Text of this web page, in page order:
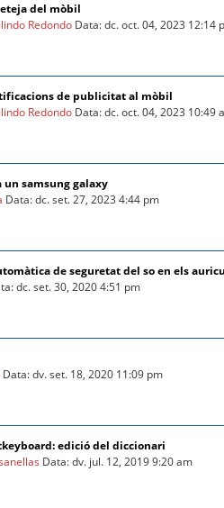
del mòbil
Redondo Data: dc. oct. 04, 2023 12:14
de publicitat al mòbil
Redondo Data: dc. oct. 04, 2023 10:49
un samsung galaxy
Data: dc. set. 27, 2023 4:44 pm
de seguretat del so en els
dc. set. 30, 2020 4:51 pm
Data: dv. set. 18, 2020 11:09 pm
edició del diccionari
Data: dv. jul. 12, 2019 9:20 am